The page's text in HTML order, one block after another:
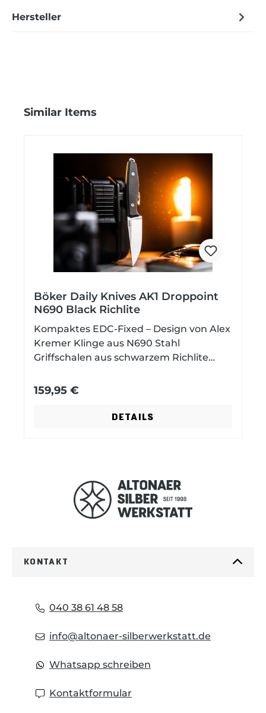
Hersteller
Produktgalerie überspringen
Similar Items
Böker Daily Knives AK1 Droppoint
N690 Black Richlite
Kompaktes EDC-Fixed – Design von Alex
Kremer Klinge aus N690 Stahl
Griffschalen aus schwarzem Richlite
Böker x Daily Knives x Alex Kremer So
Messerszene noch nicht gegeben: Der
Taschenmesser als Daily Customs) und
Messermacher Alex Kremer zusammen.
Symbolisiert wird diese besondere
Idee hinter dem AK1 war es, ein Messer
moderne Design trägt klar die
möglichst geringes Gewicht und eine
Klingenstärke auf 2,5 mm ausgelegt – so
durchs Schnittgut. Gemeinsam
159,95 €
DETAILS
KONTAKT
040 38 61 48 58
info@altonaer-silberwerkstatt.de
Whatsapp schreiben
Kontaktformular